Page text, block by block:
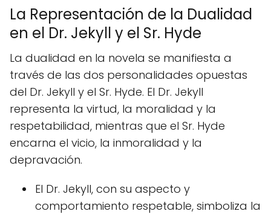
La Representación de la Dualidad
en el Dr. Jekyll y el Sr. Hyde
La dualidad en la novela se manifiesta a
través de las dos personalidades opuestas
del Dr. Jekyll y el Sr. Hyde. El Dr. Jekyll
representa la virtud, la moralidad y la
respetabilidad, mientras que el Sr. Hyde
encarna el vicio, la inmoralidad y la
depravación.
El Dr. Jekyll, con su aspecto y
comportamiento respetable, simboliza la